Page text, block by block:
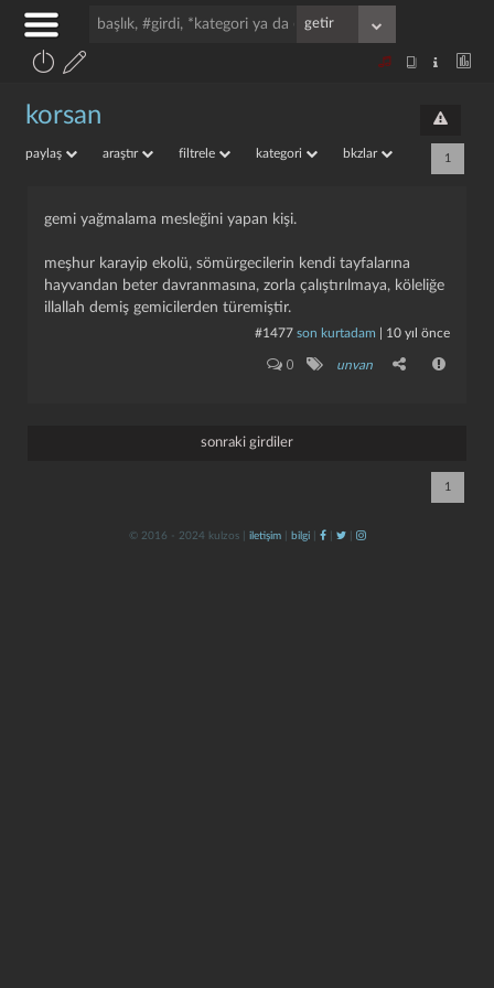
korsan
paylaş araştır filtrele kategori bkzlar 1
gemi yağmalama mesleğini yapan kişi.
meşhur karayip ekolü, sömürgecilerin kendi tayfalarına
hayvandan beter davranmasına, zorla çalıştırılmaya, köleliğe
illallah demiş gemicilerden türemiştir.
#1477 son kurtadam 10 yıl önce
0 unvan
sonraki girdiler
1
© 2016 - 2024 kulzos | iletişim| bilgi| | |